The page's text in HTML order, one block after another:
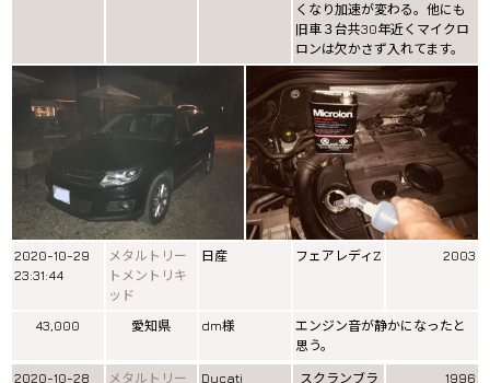
くなり加速が変わる。他にも
旧車３台共30年近くマイクロ
ロンは欠かさず入れてます。
2020-10-29
23:31:44
メタルトリー
トメントリキ
ッド
日産 フェアレディZ 2003
43,000 愛知県 dm様
エンジン音が静かになったと
思う。
2020-10-28
メタルトリー
Ducati
スクランブラ
1996